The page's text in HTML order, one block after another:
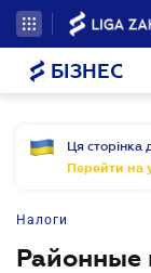
БІЗНЕС
Ця сторінка
Перейти на
Налоги
Районные